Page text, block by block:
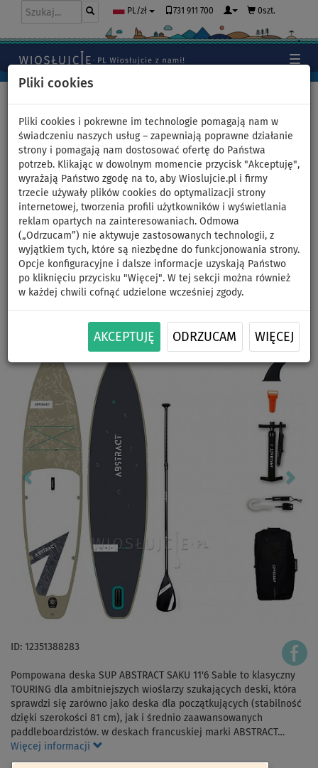
Pliki cookies
Pliki cookies i pokrewne im technologie pomagają nam w
świadczeniu naszych usług – zapewniają poprawne działanie
strony i pomagają nam dostosować ofertę do Państwa
potrzeb. Klikając w dowolnym momencie przycisk "Akceptuję",
wyrażają Państwo zgodę na to, aby Wioslujcie.pl i firmy
trzecie używały plików cookies do optymalizacji strony
internetowej, tworzenia profili użytkowników i wyświetlania
reklam opartych na zainteresowaniach. Odmowa
(„Odrzucam”) nie aktywuje zastosowanych technologii, z
wyjątkiem tych, które są niezbędne do funkcjonowania strony.
Opcje konfiguracyjne i dalsze informacje uzyskają Państwo
po kliknięciu przycisku "Więcej". W tej sekcji można również
w każdej chwili cofnąć udzielone wcześniej zgody.
AKCEPTUJĘ ODRZUCAM WIĘCEJ
PL/zł 731 911 700 0szt.
Deska SUP ABSTRACT SAKU
11'6 SABLE z wiosłem –
pompowany paddleboard -
wariant: zestaw podstawowy
WIOSŁO W
ZESTAWIE
335 l
DO
140 kg
OPCJA
SIEDZISKA
DARMOWA
DOSTAWA
Next
ID: 12351388283
Pompowana deska SUP ABSTRACT SAKU 11'6 Sable to klasyczny
TOURING dla ambitniejszych wioślarzy szukających deski, która
sprawdzi się zarówno jako deska dla początkujących (stabilność
dzięki szerokości 81 cm), jak i średnio zaawansowanych
paddleboardzistów. w deskach francuskiej marki ABSTRACT…
Więcej informacji